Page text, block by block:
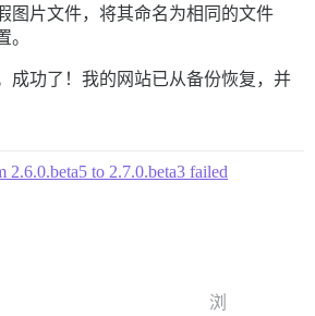
图片文件，将其命名为相同的文件
。
成功了！我的网站已从备份恢复，并
2.6.0.beta5 to 2.7.0.beta3 failed
浏